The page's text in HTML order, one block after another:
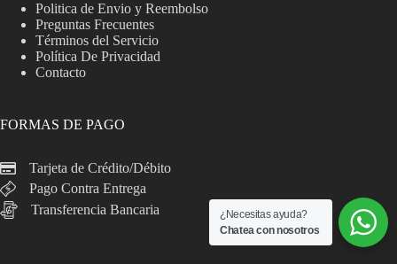
Politica de Envio y Reembolso
Preguntas Frecuentes
Términos del Servicio
Política De Privacidad
Contacto
FORMAS DE PAGO
Tarjeta de Crédito/Débito
Pago Contra Entrega
Transferencia Bancaria
¿Necesitas ayuda?
Chatea con nosotros